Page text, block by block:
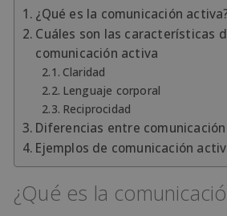
¿Qué es la comunicación
Cuáles son las características
comunicación activa
Claridad
Lenguaje corporal
Reciprocidad
Diferencias entre
Ejemplos de comunicación
¿Qué es la